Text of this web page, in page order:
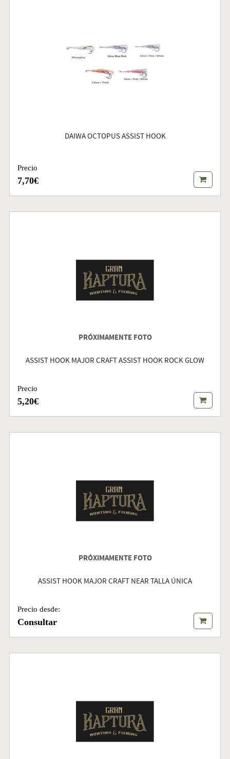
DAIWA OCTOPUS ASSIST HOOK
Precio
7,70€
PRÓXIMAMENTE FOTO
ASSIST HOOK MAJOR CRAFT ASSIST HOOK ROCK GLOW
Precio
5,20€
PRÓXIMAMENTE FOTO
ASSIST HOOK MAJOR CRAFT NEAR TALLA ÚNICA
Precio desde:
Consultar